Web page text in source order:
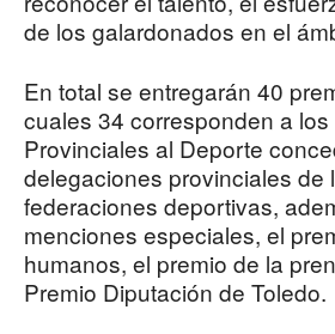
de los galardonados en el
En total se entregarán 40
cuales 34 corresponden a los
Provinciales al Deporte
delegaciones provinciales de
federaciones deportivas,
menciones especiales, el
humanos, el premio de la
Premio Diputación de Toledo.